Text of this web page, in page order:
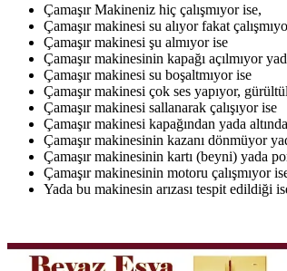
Çamaşır Makineniz hiç çalışmıyor ise,
Çamaşır makinesi su alıyor fakat
Çamaşır makinesi şu almıyor ise
Çamaşır makinesinin kapağı açılmıyor
Çamaşır makinesi su boşaltmıyor ise
Çamaşır makinesi çok ses yapıyor,
Çamaşır makinesi sallanarak çalışıyor ise
Çamaşır makinesi kapağından yada
Çamaşır makinesinin kazanı dönmüyor
Çamaşır makinesinin kartı (beyni) yada
Çamaşır makinesinin motoru çalışmıyor
Yada bu makinesin arızası tespit edildiği